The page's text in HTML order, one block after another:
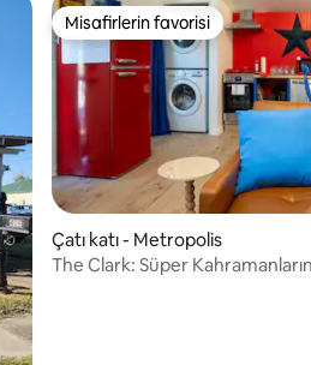
Misafirlerin favorisi
Misafirlerin favorisi
Çatı katı - Metropolis
The Clark: Süper Kahramanların